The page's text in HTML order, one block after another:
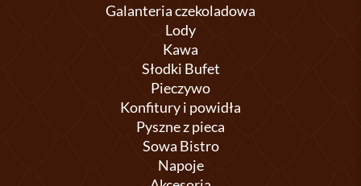
Galanteria czekoladowa
Lody
Kawa
Słodki Bufet
Pieczywo
Konfitury i powidła
Pyszne z pieca
Sowa Bistro
Napoje